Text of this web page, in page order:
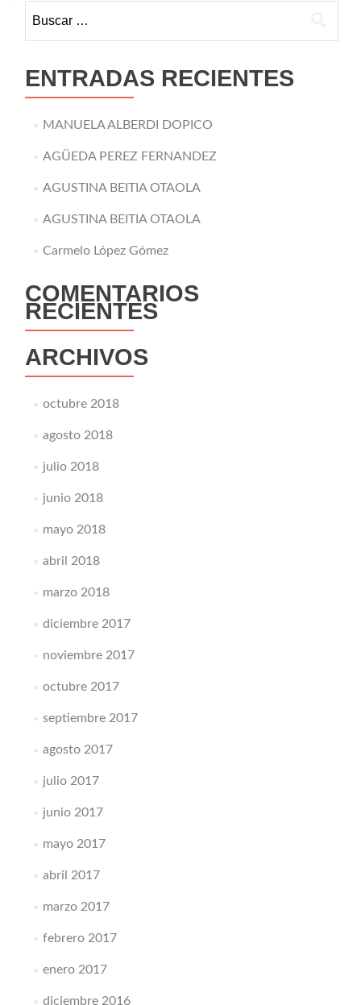
ENTRADAS RECIENTES
MANUELA ALBERDI DOPICO
AGÜEDA PEREZ FERNANDEZ
AGUSTINA BEITIA OTAOLA
AGUSTINA BEITIA OTAOLA
Carmelo López Gómez
COMENTARIOS
RECIENTES
ARCHIVOS
octubre 2018
agosto 2018
julio 2018
junio 2018
mayo 2018
abril 2018
marzo 2018
diciembre 2017
noviembre 2017
octubre 2017
septiembre 2017
agosto 2017
julio 2017
junio 2017
mayo 2017
abril 2017
marzo 2017
febrero 2017
enero 2017
diciembre 2016